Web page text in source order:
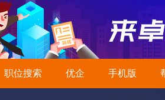
职位搜索 优企 手机版